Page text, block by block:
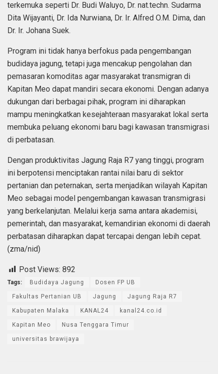
terkemuka seperti Dr. Budi Waluyo, Dr. nat.techn. Sudarma
Dita Wijayanti, Dr. Ida Nurwiana, Dr. Ir. Alfred O.M. Dima, dan
Dr. Ir. Johana Suek.
Program ini tidak hanya berfokus pada pengembangan
budidaya jagung, tetapi juga mencakup pengolahan dan
pemasaran komoditas agar masyarakat transmigran di
Kapitan Meo dapat mandiri secara ekonomi. Dengan adanya
dukungan dari berbagai pihak, program ini diharapkan
mampu meningkatkan kesejahteraan masyarakat lokal serta
membuka peluang ekonomi baru bagi kawasan transmigrasi
di perbatasan.
Dengan produktivitas Jagung Raja R7 yang tinggi, program
ini berpotensi menciptakan rantai nilai baru di sektor
pertanian dan peternakan, serta menjadikan wilayah Kapitan
Meo sebagai model pengembangan kawasan transmigrasi
yang berkelanjutan. Melalui kerja sama antara akademisi,
pemerintah, dan masyarakat, kemandirian ekonomi di daerah
perbatasan diharapkan dapat tercapai dengan lebih cepat.
(zma/nid)
Post Views: 892
Tags: Budidaya Jagung Dosen FP UB
Fakultas Pertanian UB Jagung Jagung Raja R7
Kabupaten Malaka KANAL24 kanal24.co.id
Kapitan Meo Nusa Tenggara Timur
universitas brawijaya